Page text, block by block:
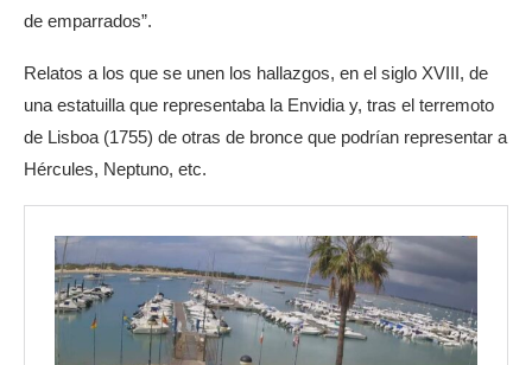
de emparrados”.
Relatos a los que se unen los hallazgos, en el siglo XVIII, de
una estatuilla que representaba la Envidia y, tras el terremoto
de Lisboa (1755) de otras de bronce que podrían representar a
Hércules, Neptuno, etc.